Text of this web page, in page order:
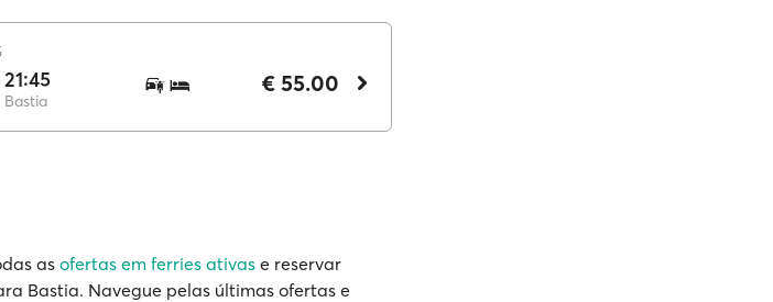
21:45
Bastia
€ 55.00
as ofertas em ferries ativas e reservar
Bastia. Navegue pelas últimas ofertas e